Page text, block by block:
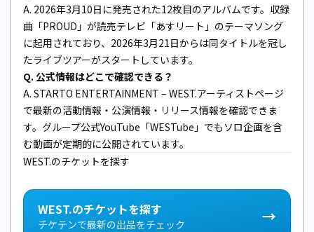
A. 2026年3月10日に発売された12枚目のアルバムです。収録
曲「PROUD」が読売テレビ「あすリート」のテーマソング
に起用されており、2026年3月21日からは同タイトルを冠し
たライブツアーがスタートしています。
Q. 公式情報はどこで確認できる？
A. STARTO ENTERTAINMENT – WEST.アーティストページ
で最新の活動情報・公演情報・リリース情報を確認できま
す。グループ公式YouTube「WESTube」でもソロ企画を含
む動画が定期的に公開されています。
WEST.のチケットを探す
WEST.のチケットを探す
チケテンで最新の出品をチェック →